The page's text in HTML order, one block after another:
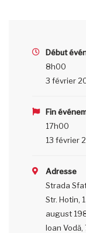
Début
8h00
3 février
Fin
17h00
13 février
Adresse
Strada
Str. Hotin,
august
Ioan Vodă,